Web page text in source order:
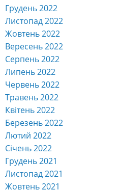
Березень 2020
Лютий 2020
Січень 2020
Грудень 2019
Листопад 2019
Жовтень 2019
Вересень 2019
Серпень 2019
Липень 2019
Червень 2019
Травень 2019
Квітень 2019
Березень 2019
Лютий 2019
Січень 2019